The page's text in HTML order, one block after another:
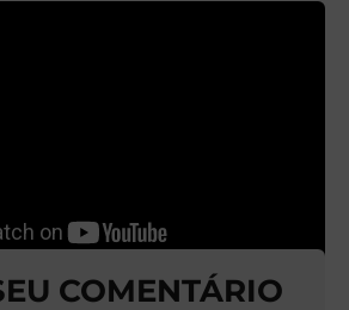
COMENTÁRIO